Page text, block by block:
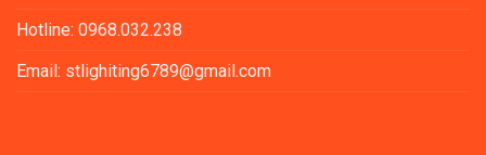
Hotline: 0968.032.238
Email: stlighiting6789@gmail.com